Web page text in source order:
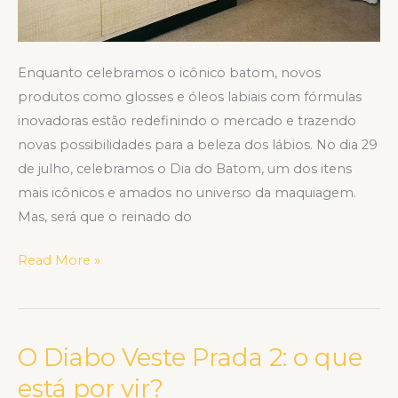
Enquanto celebramos o icônico batom, novos
produtos como glosses e óleos labiais com fórmulas
inovadoras estão redefinindo o mercado e trazendo
novas possibilidades para a beleza dos lábios. No dia 29
de julho, celebramos o Dia do Batom, um dos itens
mais icônicos e amados no universo da maquiagem.
Mas, será que o reinado do
Read More »
O Diabo Veste Prada 2: o que
está por vir?
O
Diabo